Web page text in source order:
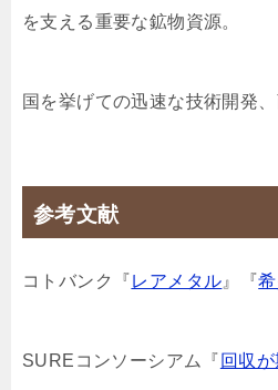
を支える重要な鉱物資源。
国を挙げての迅速な技術開発
参考文献
コトバンク『レアメタル 』『
SUREコンソーシアム『 回収